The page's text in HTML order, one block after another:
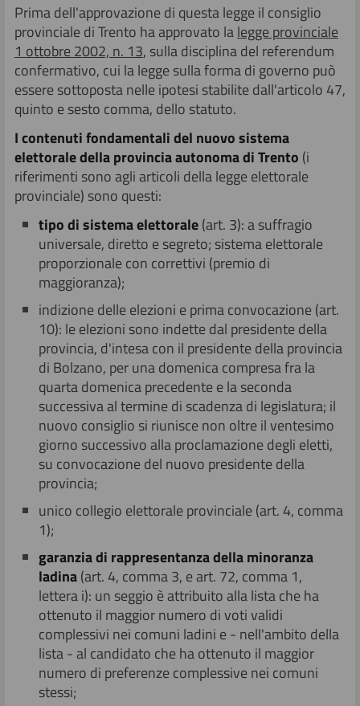
Prima dell'approvazione di questa legge il consiglio
provinciale di Trento ha approvato lalegge provinciale
1 ottobre 2002, n. 13, sulla disciplina del referendum
confermativo, cui la legge sulla forma di governo può
essere sottoposta nelle ipotesi stabilite dall'articolo 47,
quinto e sesto comma, dello statuto.
I contenuti fondamentali del nuovo sistema
elettorale della provincia autonoma di Trento (i
riferimenti sono agli articoli della legge elettorale
provinciale) sono questi:
tipo di sistema elettorale(art. 3): a suffragio
universale, diretto e segreto; sistema elettorale
proporzionale con correttivi (premio di
maggioranza);
indizione delle elezioni e prima convocazione (art.
10): le elezioni sono indette dal presidente della
provincia, d'intesa con il presidente della provincia
di Bolzano, per una domenica compresa fra la
quarta domenica precedente e la seconda
successiva al termine di scadenza di legislatura; il
nuovo consiglio si riunisce non oltre il ventesimo
giorno successivo alla proclamazione degli eletti,
su convocazione del nuovo presidente della
provincia;
unico collegio elettorale provinciale (art. 4, comma
1);
garanzia di rappresentanza della minoranza
ladina(art. 4, comma 3, e art. 72, comma 1,
lettera i): un seggio è attribuito alla lista che ha
ottenuto il maggior numero di voti validi
complessivi nei comuni ladini e - nell'ambito della
lista - al candidato che ha ottenuto il maggior
numero di preferenze complessive nei comuni
stessi;
Trattamento economico dei consiglieri
Commissioni permanenti
Conferenza dei Presidenti di commissione
Assemblea delle minoranze
Sottocommissioni
Commissioni speciali
Le legislature
Dreier Landtag 2023 Riva del Garda
Dreier Landtag 2021 Alpbach
Dreier Landtag 2016 Trento
Dreier Landtag 2014 Schwaz
Dreier Landtag 2011 Merano
Dreier Landtag 2009 Mezzocorona
Dreier Landtag 2007 Innsbruck
Dreier Landtag 2005 Merano
Dreier Landtag 2002 Riva del Garda
Dreier Landtag 2000 Innsbruck
Dreier Landtag 1998 Merano
Dreier Landtag 1996 Trento Riva del Garda
Dreier Landtag 1993 Innsbruck
Dreier Landtag 1991 Merano